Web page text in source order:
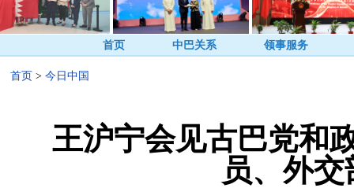
首页 中巴关系 领事服务
首页 > 今日中国
王沪宁会见古巴党和
员、外